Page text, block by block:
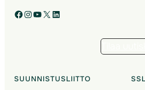
Facebook Instagram YouTube X LinkedIn
SUUNNISTUSLIITTO SSL